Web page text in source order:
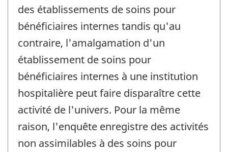
des établissements de soins pour
bénéficiaires internes tandis qu'au
contraire, l'amalgamation d'un
établissement de soins pour
bénéficiaires internes à une institution
hospitalière peut faire disparaître cette
activité de l'univers. Pour la même
raison, l'enquête enregistre des activités
non assimilables à des soins pour